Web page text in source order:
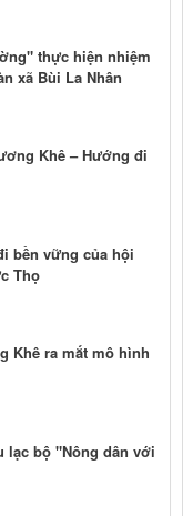
thực hiện nhiệm
xã Bùi La Nhân
Khê – Hướng đi
bền vững của hội
Thọ
Khê ra mắt mô hình
lạc bộ "Nông dân với